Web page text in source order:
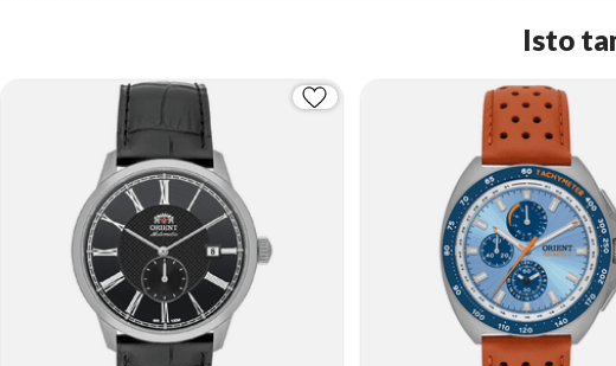
Isto